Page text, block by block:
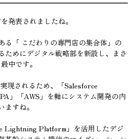
発表されましたね。
る「 こだわりの専門店の集合体」の
ためにデジタル戦略部を新設し、まさ
中です。
現されるため、「Salesforce
」「AWS」を軸にシステム開発の内
すね。
Lightning Platform」を活用したデジ